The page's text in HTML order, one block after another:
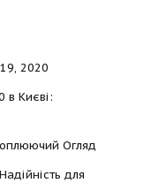
2020
в Києві:
Огляд
для